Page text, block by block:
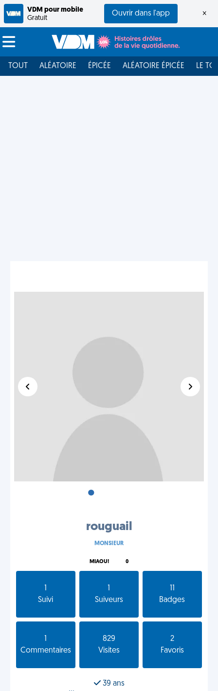
VDM pour mobile
Gratuit
Ouvrir dans l'app ×
TOUT ALÉATOIRE ÉPICÉE ALÉATOIRE ÉPICÉE LE
•
rouguail
MONSIEUR
MIAOU! 0
Suivi
Suiveurs
Badges
Commentaires
829
Visites
2
Favoris
39 ans